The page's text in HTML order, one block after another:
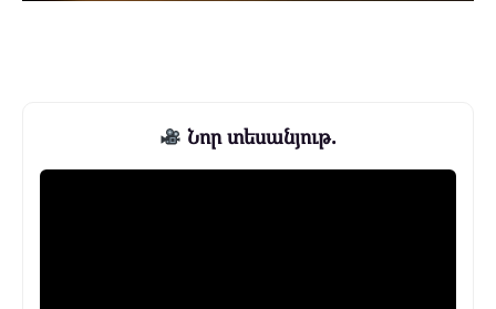
Նոր տեսանյութ.